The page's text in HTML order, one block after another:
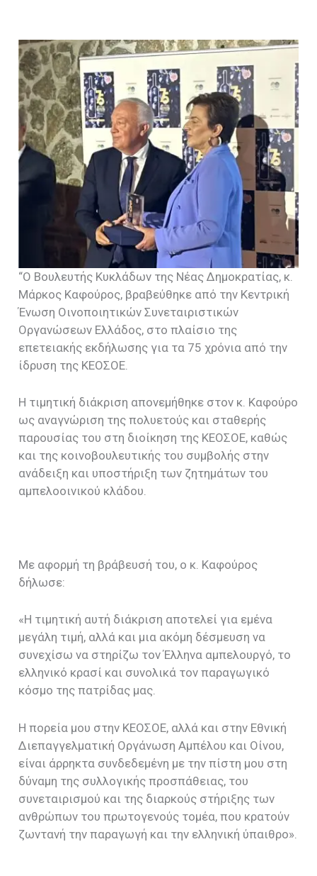
“Ο Βουλευτής Κυκλάδων της Νέας Δημοκρατίας, κ.
Μάρκος Καφούρος, βραβεύθηκε από την Κεντρική
Ένωση Οινοποιητικών Συνεταιριστικών
Οργανώσεων Ελλάδος, στο πλαίσιο της
επετειακής εκδήλωσης για τα 75 χρόνια από την
ίδρυση της ΚΕΟΣΟΕ.
Η τιμητική διάκριση απονεμήθηκε στον κ. Καφούρο
ως αναγνώριση της πολυετούς και σταθερής
παρουσίας του στη διοίκηση της ΚΕΟΣΟΕ, καθώς
και της κοινοβουλευτικής του συμβολής στην
ανάδειξη και υποστήριξη των ζητημάτων του
αμπελοοινικού κλάδου.
Με αφορμή τη βράβευσή του, ο κ. Καφούρος
δήλωσε:
«Η τιμητική αυτή διάκριση αποτελεί για εμένα
μεγάλη τιμή, αλλά και μια ακόμη δέσμευση να
συνεχίσω να στηρίζω τον Έλληνα αμπελουργό, το
ελληνικό κρασί και συνολικά τον παραγωγικό
κόσμο της πατρίδας μας.
Η πορεία μου στην ΚΕΟΣΟΕ, αλλά και στην Εθνική
Διεπαγγελματική Οργάνωση Αμπέλου και Οίνου,
είναι άρρηκτα συνδεδεμένη με την πίστη μου στη
δύναμη της συλλογικής προσπάθειας, του
συνεταιρισμού και της διαρκούς στήριξης των
ανθρώπων του πρωτογενούς τομέα, που κρατούν
ζωντανή την παραγωγή και την ελληνική ύπαιθρο».